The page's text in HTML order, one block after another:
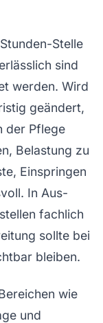
Stelle
sind
werden. Wird
geändert,
der Pflege
Belastung zu
Einspringen
In Aus-
fachlich
sollte bei
bleiben.
wie
und